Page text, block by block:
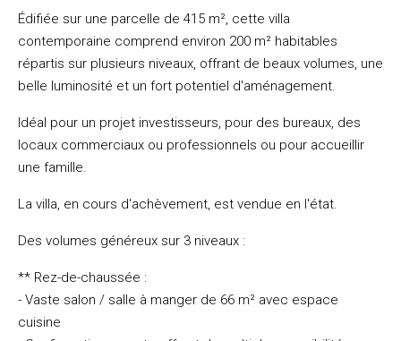
Édifiée sur une parcelle de 415 m², cette villa
contemporaine comprend environ 200 m² habitables
répartis sur plusieurs niveaux, offrant de beaux volumes, une
belle luminosité et un fort potentiel d'aménagement.
Idéal pour un projet investisseurs, pour des bureaux, des
locaux commerciaux ou professionnels ou pour accueillir
une famille.
La villa, en cours d'achèvement, est vendue en l'état.
Des volumes généreux sur 3 niveaux :
** Rez-de-chaussée :
- Vaste salon / salle à manger de 66 m² avec espace
cuisine